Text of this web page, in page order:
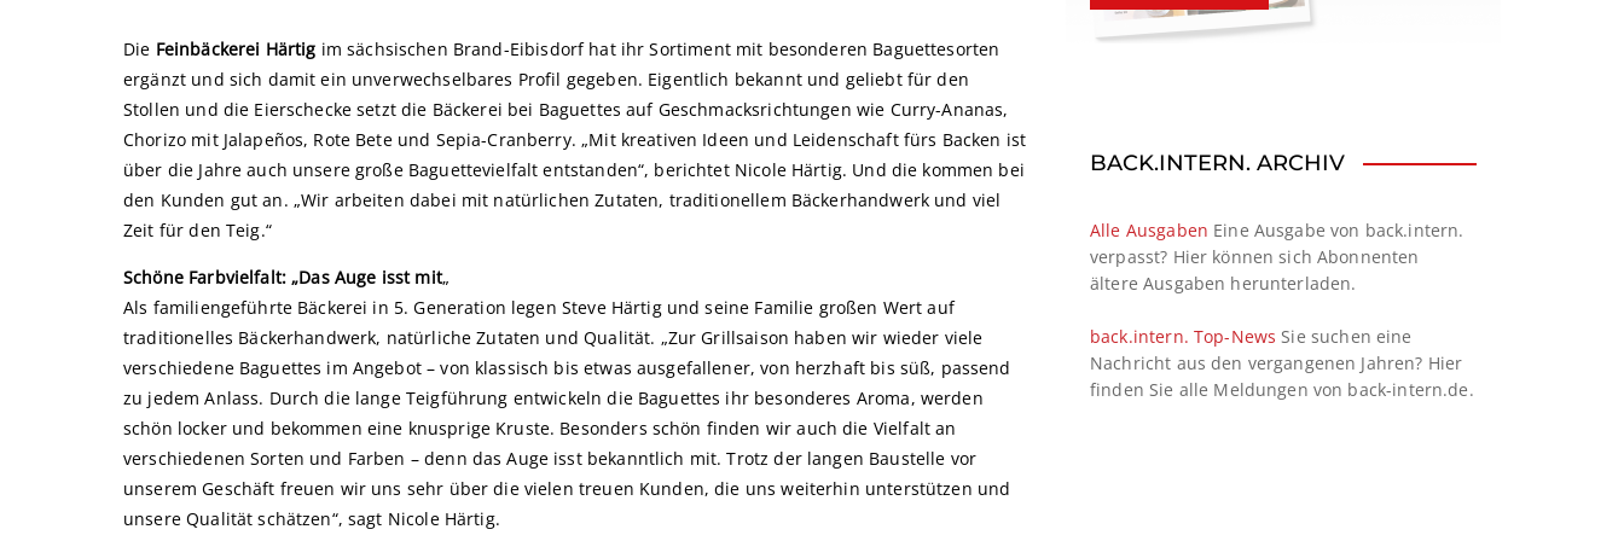
Die Feinbäckerei Härtig im sächsischen Brand-Eibisdorf hat ihr Sortiment mit besonderen Baguettesorten
ergänzt und sich damit ein unverwechselbares Profil gegeben. Eigentlich bekannt und geliebt für den
Stollen und die Eierschecke setzt die Bäckerei bei Baguettes auf Geschmacksrichtungen wie Curry-Ananas,
Chorizo mit Jalapeños, Rote Bete und Sepia-Cranberry. „Mit kreativen Ideen und Leidenschaft fürs Backen ist
über die Jahre auch unsere große Baguettevielfalt entstanden“, berichtet Nicole Härtig. Und die kommen bei
den Kunden gut an. „Wir arbeiten dabei mit natürlichen Zutaten, traditionellem Bäckerhandwerk und viel
Zeit für den Teig.“
Schöne Farbvielfalt: „Das Auge isst mit„
Als familiengeführte Bäckerei in 5. Generation legen Steve Härtig und seine Familie großen Wert auf
traditionelles Bäckerhandwerk, natürliche Zutaten und Qualität. „Zur Grillsaison haben wir wieder viele
verschiedene Baguettes im Angebot – von klassisch bis etwas ausgefallener, von herzhaft bis süß, passend
zu jedem Anlass. Durch die lange Teigführung entwickeln die Baguettes ihr besonderes Aroma, werden
schön locker und bekommen eine knusprige Kruste. Besonders schön finden wir auch die Vielfalt an
verschiedenen Sorten und Farben – denn das Auge isst bekanntlich mit. Trotz der langen Baustelle vor
unserem Geschäft freuen wir uns sehr über die vielen treuen Kunden, die uns weiterhin unterstützen und
unsere Qualität schätzen“, sagt Nicole Härtig.
BACK.INTERN. ARCHIV
Alle Ausgaben Eine Ausgabe von back.intern.
verpasst? Hier können sich Abonnenten
ältere Ausgaben herunterladen.
back.intern. Top-News Sie suchen eine
Nachricht aus den vergangenen Jahren? Hier
finden Sie alle Meldungen von back-intern.de.